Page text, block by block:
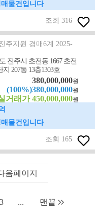
물건입니다
조회 316
주지원 경매6계 2025-
진주시 초전동 1667 초전
207동 13층1303호
380,000,000원
(100%)380,000,000원
거래가 450,000,000원
물건입니다
조회 165
음페이지
3 ... 맨끝